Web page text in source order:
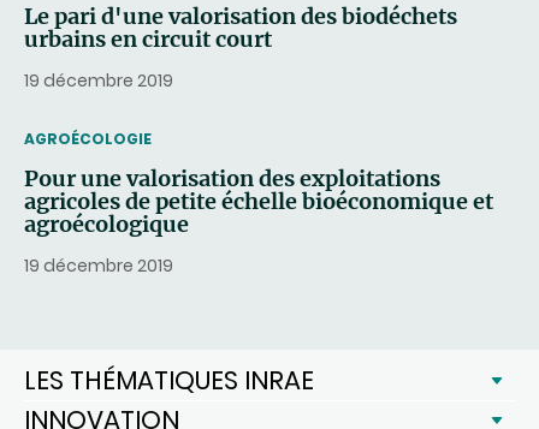
Le pari d'une valorisation des biodéchets
urbains en circuit court
19 décembre 2019
THEMATIC
AGROÉCOLOGIE
Pour une valorisation des exploitations
agricoles de petite échelle bioéconomique et
agroécologique
19 décembre 2019
LES THÉMATIQUES INRAE
INNOVATION